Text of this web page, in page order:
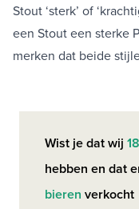
Stout ‘sterk’ of
een Stout een sterke
merken dat beide
Wist je dat wij
hebben en dat
bieren verkocht